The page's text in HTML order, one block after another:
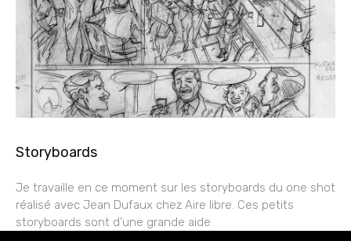
Storyboards
Je travaille en ce moment sur les storyboards du one shot
réalisé avec Jean Dufaux chez Aire libre. Ces petits
storyboards sont d’une grande aide